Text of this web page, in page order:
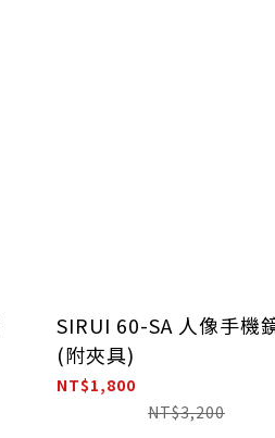
SIRUI 60-SA 人像手機
(附夾具)
NT$1,800
NT$3,200